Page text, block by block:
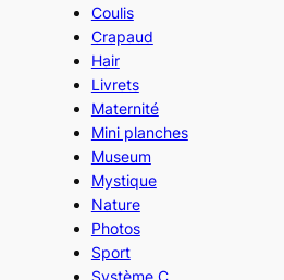
Coulis
Crapaud
Hair
Livrets
Maternité
Mini planches
Museum
Mystique
Nature
Photos
Sport